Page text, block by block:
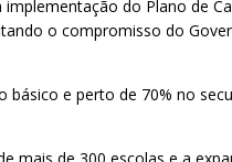
do Plano de
o compromisso do
e perto de 70% no